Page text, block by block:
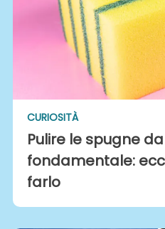
CURIOSITÀ
Pulire le spugne
fondamentale:
farlo